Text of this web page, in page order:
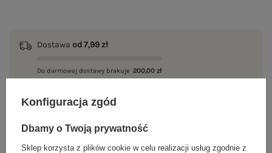
Dostawa od 7,99 zł
Do darmowej dostawy brakuje 200,00 zł
Konfiguracja zgód
Dbamy o Twoją prywatność
Sklep korzysta z plików cookie w celu realizacji usług zgodnie z